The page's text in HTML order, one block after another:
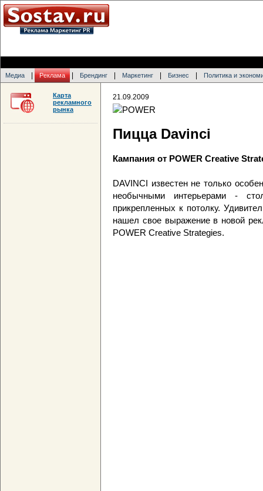
Медиа Реклама Брендинг Маркетинг Бизнес Политика и
21.09.2009
Пицца Davinci
Кампания от POWER Creative
DAVINCI известен не только
необычными интерьерами -
прикрепленных к потолку.
нашел свое выражение в новой
POWER Creative Strategies.
Карта
рекламного
рынка